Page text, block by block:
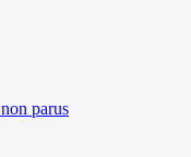
parus